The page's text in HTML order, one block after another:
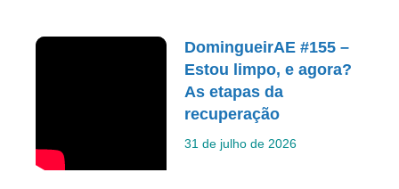
DomingueirAE #155 –
Estou limpo, e agora?
As etapas da
recuperação
31 de julho de 2026